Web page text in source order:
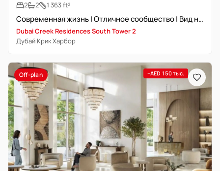
2
2 1 363 ft²
Современная жизнь | Отличное сообщество | Вид на Крик
Dubai Creek Residences South Tower 2
Дубай Крик Харбор
Off-plan −AED 150 тыс.